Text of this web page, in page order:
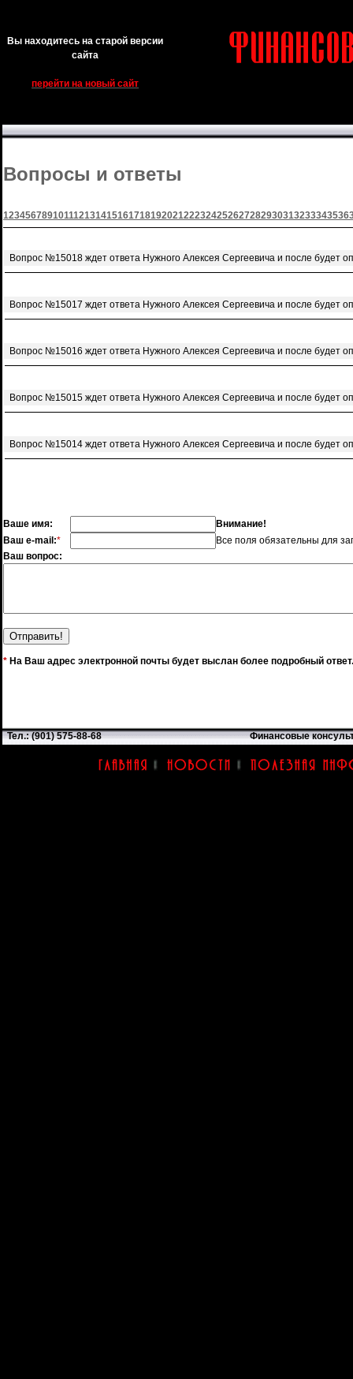
Вы находитесь на старой версии
сайта
перейти на новый сайт
Вопросы и ответы
123456789101112131415161718192021222324252627282930313233343536
Вопрос №15018 ждет ответа Нужного Алексея Сергеевича и после будет
Вопрос №15017 ждет ответа Нужного Алексея Сергеевича и после будет
Вопрос №15016 ждет ответа Нужного Алексея Сергеевича и после будет
Вопрос №15015 ждет ответа Нужного Алексея Сергеевича и после будет
Вопрос №15014 ждет ответа Нужного Алексея Сергеевича и после будет
Ваше имя:
Внимание!
Ваш e-mail:*
Все поля обязательны для
Ваш вопрос:
* На Ваш адрес электронной почты будет выслан более подробный ответ.
Тел.: (901) 575-88-68 Финансовые